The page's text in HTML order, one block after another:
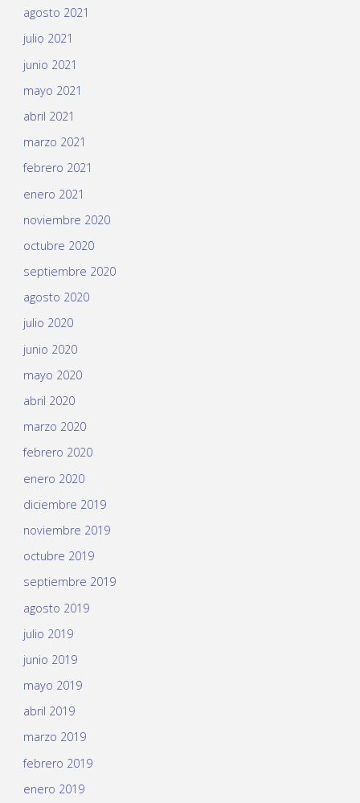
agosto 2021
julio 2021
junio 2021
mayo 2021
abril 2021
marzo 2021
febrero 2021
enero 2021
noviembre 2020
octubre 2020
septiembre 2020
agosto 2020
julio 2020
junio 2020
mayo 2020
abril 2020
marzo 2020
febrero 2020
enero 2020
diciembre 2019
noviembre 2019
octubre 2019
septiembre 2019
agosto 2019
julio 2019
junio 2019
mayo 2019
abril 2019
marzo 2019
febrero 2019
enero 2019